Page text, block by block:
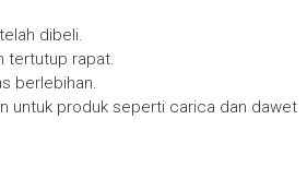
dibeli.
tertutup rapat.
berlebihan.
untuk produk seperti carica dan dawet